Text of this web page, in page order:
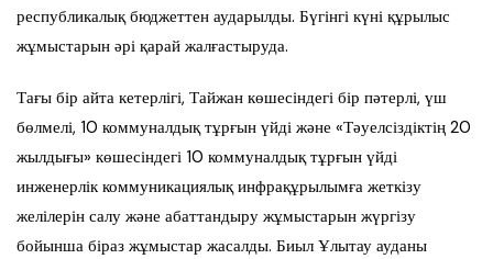
республикалық бюджеттен аударылды. Бүгінгі күні құрылыс
жұмыстарын әрі қарай жалғастыруда.
Тағы бір айта кетерлігі, Тайжан көшесіндегі бір пәтерлі, үш
бөлмелі, 10 коммуналдық тұрғын үйді және «Тәуелсіздіктің 20
жылдығы» көшесіндегі 10 коммуналдық тұрғын үйді
инженерлік коммуникациялық инфрақұрылымға жеткізу
желілерін салу және абаттандыру жұмыстарын жүргізу
бойынша біраз жұмыстар жасалды. Биыл Ұлытау ауданы